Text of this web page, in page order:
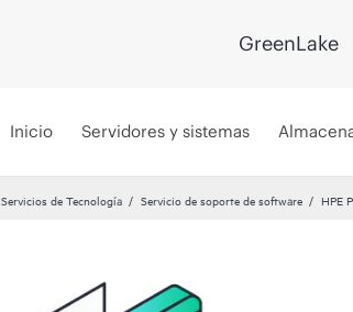
GreenLake
Inicio Servidores y sistemas
Servicios de Tecnología Servicio de soporte de software HPE